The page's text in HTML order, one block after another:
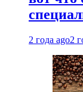
2 года ago2